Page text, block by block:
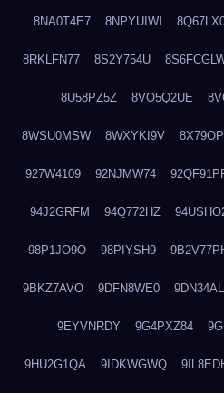
8NA0T4E7 8NPYUIWI
8RKLFN77 8S2Y754U
8U58PZ5Z 8VO5Q2UE
8WSU0MSW 8WXYKI9V
927W4109 92NJMW74
94J2GRFM 94Q772HZ
98P1JO9O 98PIYSH9
9BKZ7AVO 9DFN8WE0
9EYVNRDY 9G4PXZ84
9HU2G1QA 9IDKWGWQ